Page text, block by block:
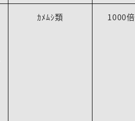
ｶﾒﾑｼ類 1000倍